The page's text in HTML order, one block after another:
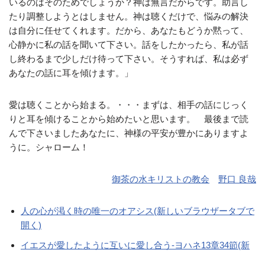
たり調整しようとはしません。神は聴くだけで、悩みの解決
は自分に任せてくれます。だから、あなたもどうか黙って、
心静かに私の話を聞いて下さい。話をしたかったら、私が話
し終わるまで少しだけ待って下さい。そうすれば、私は必ず
あなたの話に耳を傾けます。」
愛は聴くことから始まる。・・・まずは、相手の話にじっく
りと耳を傾けることから始めたいと思います。 最後まで読
んで下さいましたあなたに、神様の平安が豊かにありますよ
うに。シャローム！
御茶の水キリストの教会 野口 良哉
人の心が渇く時の唯一のオアシス(新しいブラウザータブで
開く)
イエスが愛したように互いに愛し合う-ヨハネ13章34節(新